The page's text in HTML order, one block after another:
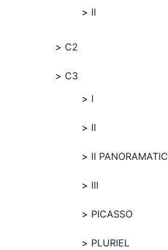
II
C2
C3
I
II
II PANORAMATIC
III
PICASSO
PLURIEL